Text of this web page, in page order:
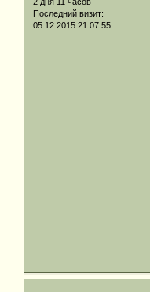
Последний визит:
05.12.2015 21:07:55